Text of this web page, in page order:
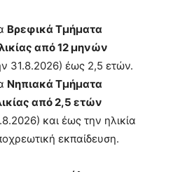
Βρεφικά Τμήματα
από 12 μηνών
31.8.2026) έως 2,5 ετών.
Νηπιακά Τμήματα
από 2,5 ετών
και έως την ηλικία
εκπαίδευση.